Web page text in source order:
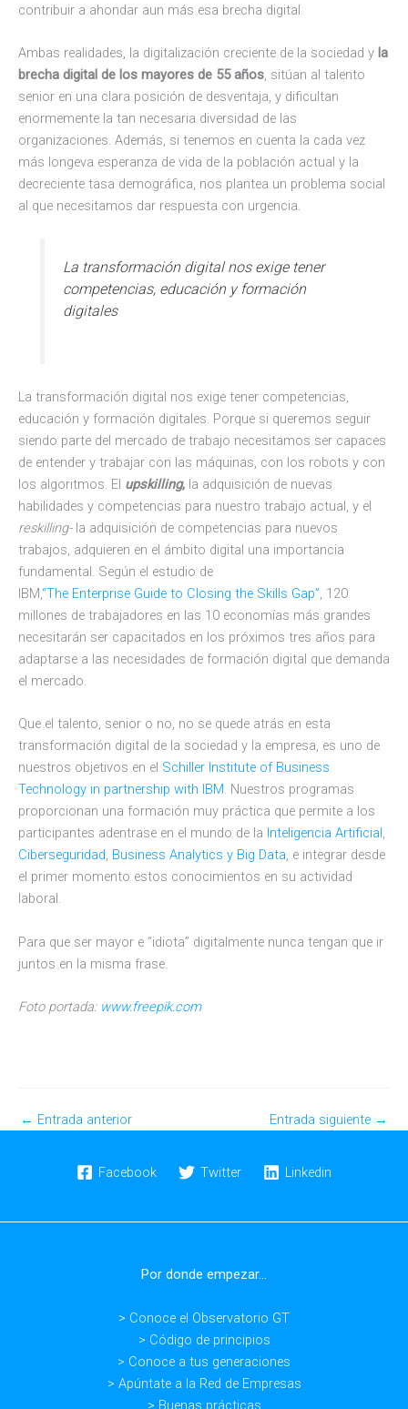
contribuir a ahondar aun más esa brecha digital.
Ambas realidades, la digitalización creciente de la sociedad y la
brecha digital de los mayores de 55 años, sitúan al talento
senior en una clara posición de desventaja, y dificultan
enormemente la tan necesaria diversidad de las
organizaciones. Además, si tenemos en cuenta la cada vez
más longeva esperanza de vida de la población actual y la
decreciente tasa demográfica, nos plantea un problema social
al que necesitamos dar respuesta con urgencia.
La transformación digital nos exige tener
competencias, educación y formación
digitales
La transformación digital nos exige tener competencias,
educación y formación digitales. Porque si queremos seguir
siendo parte del mercado de trabajo necesitamos ser capaces
de entender y trabajar con las máquinas, con los robots y con
los algoritmos. El upskilling, la adquisición de nuevas
habilidades y competencias para nuestro trabajo actual, y el
reskilling-la adquisición de competencias para nuevos
trabajos, adquieren en el ámbito digital una importancia
fundamental. Según el estudio de
IBM,“The Enterprise Guide to Closing the Skills Gap”, 120
millones de trabajadores en las 10 economías más grandes
necesitarán ser capacitados en los próximos tres años para
adaptarse a las necesidades de formación digital que demanda
el mercado.
Que el talento, senior o no, no se quede atrás en esta
transformación digital de la sociedad y la empresa, es uno de
nuestros objetivos en el Schiller Institute of Business
Technology in partnership with IBM. Nuestros programas
proporcionan una formación muy práctica que permite a los
participantes adentrase en el mundo de la Inteligencia Artificial ,
Ciberseguridad, Business Analytics y Big Data, e integrar desde
el primer momento estos conocimientos en su actividad
laboral.
Para que ser mayor e “idiota” digitalmente nunca tengan que ir
juntos en la misma frase.
Foto portada: www.freepik.com
← Entrada anterior Entrada siguiente →
Facebook Twitter Linkedin
Por donde empezar...
> Conoce el Observatorio GT
> Código de principios
> Conoce a tus generaciones
> Apúntate a la Red de Empresas
> Buenas prácticas